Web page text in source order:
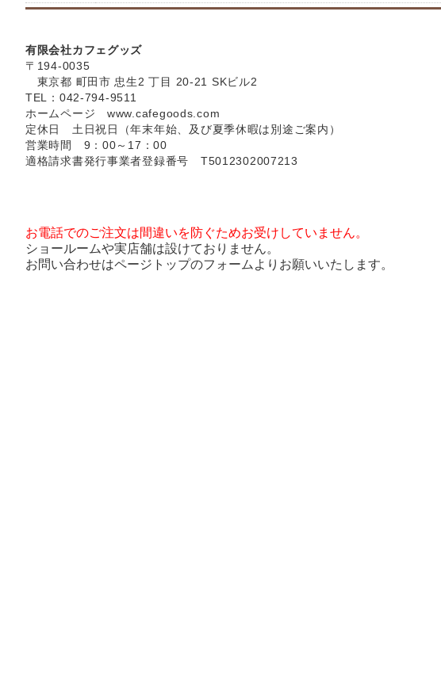
有限会社カフェグッズ
〒194-0035
東京都 町田市 忠生2 丁目 20-21 SKビル2
TEL：042-794-9511
ホームページwww.cafegoods.com
定休日 土日祝日（年末年始、及び夏季休暇は別途ご案内）
営業時間 9：00～17：00
適格請求書発行事業者登録番号 T5012302007213
お電話でのご注文は間違いを防ぐためお受けしていません。
ショールームや実店舗は設けておりません。
お問い合わせはページトップのフォームよりお願いいたします。